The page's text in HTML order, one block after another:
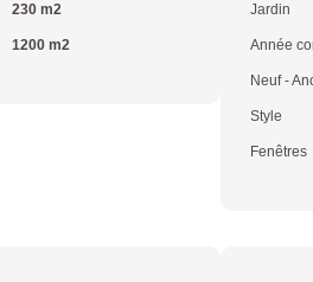
230 m2
1200 m2
Jardin
Année
Neuf -
Style
Fenêtres